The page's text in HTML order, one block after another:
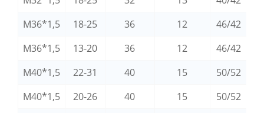
M36*1,5
18-25 36 12
46/42
M36*1,5
13-20 36 12
46/42
M40*1,5
22-31 40 15
50/52
M40*1,5
20-26 40 15
50/52